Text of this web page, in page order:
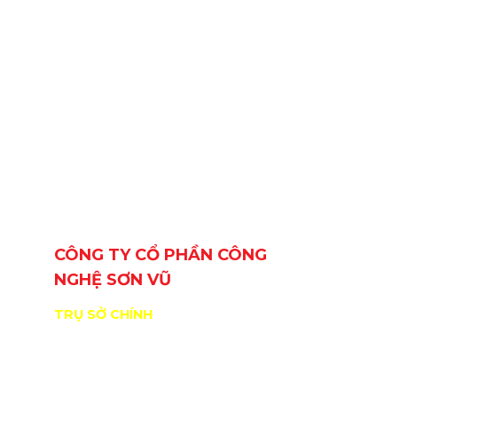
CÔNG TY CỔ PHẦN CÔNG
NGHỆ SƠN VŨ
TRỤ SỞ CHÍNH